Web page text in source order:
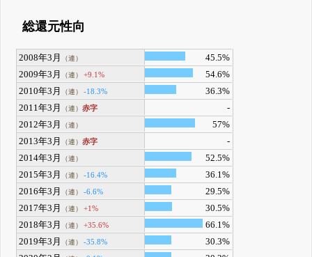
総還元性向
2008年3月 （連）
45.5%
2009年3月
（連） +9.1%
54.6%
2010年3月
（連） -18.3%
36.3%
2011年3月
（連）赤字
-
2012年3月
（連）
57%
2013年3月
（連）赤字
-
2014年3月
（連）
52.5%
2015年3月
（連） -16.4%
36.1%
2016年3月
（連） -6.6%
29.5%
2017年3月
（連） +1%
30.5%
2018年3月
（連） +35.6%
66.1%
2019年3月
（連） -35.8%
30.3%